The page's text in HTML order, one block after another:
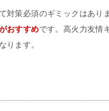
対策必須のギミックはあり
おすすめです。高火力友情
ります。